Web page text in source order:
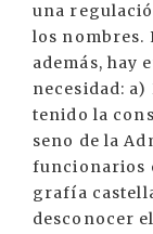
una
los nombres.
además, hay
necesidad: a)
tenido la
seno de la
funcionarios
grafía
desconocer